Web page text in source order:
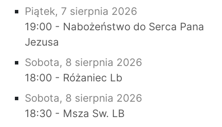
Piątek, 7 sierpnia 2026
19:00 - Nabożeństwo do Serca Pana
Jezusa
Sobota, 8 sierpnia 2026
18:00 - Różaniec Lb
Sobota, 8 sierpnia 2026
18:30 - Msza Sw. LB